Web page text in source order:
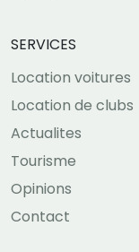
SERVICES
Location voitures
Location de clubs
Actualites
Tourisme
Opinions
Contact